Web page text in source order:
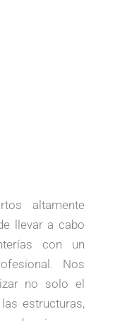
altamente
llevar a cabo
con un
Nos
no solo el
estructuras,